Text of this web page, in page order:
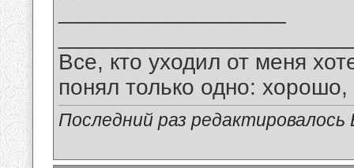
Все, кто уходил от меня
понял только одно:
Последний раз